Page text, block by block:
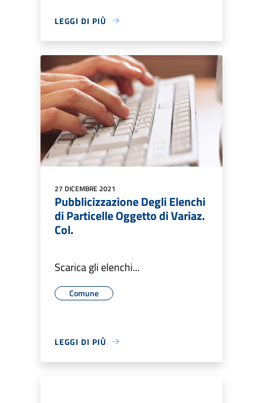
LEGGI DI PIÙ
27 DICEMBRE 2021
Pubblicizzazione Degli Elenchi
di Particelle Oggetto di Variaz.
Col.
Scarica gli elenchi...
Comune
LEGGI DI PIÙ